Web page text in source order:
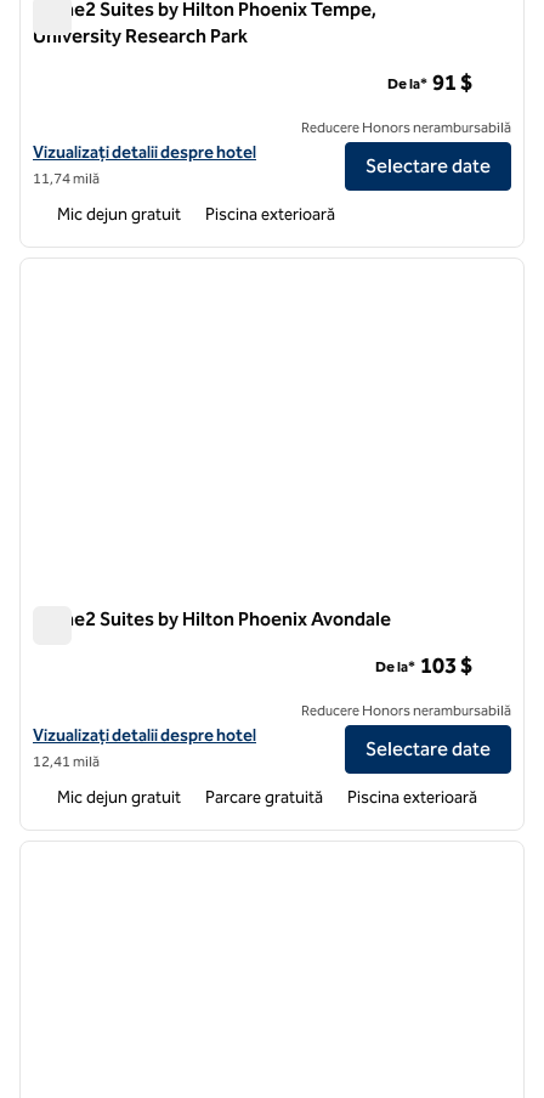
Home2 Suites by Hilton Phoenix Tempe,
University Research Park
Vizualizați detaliile hotelului pentru Home2 Suites by Hilton Phoenix
Vizualizați detalii despre hotel
11,74 milă
De la* 91 $
Reducere Honors nerambursabilă
Selectare date
Mic dejun gratuit Piscina exterioară
1 din 12
Home2 Suites by Hilton Phoenix Avondale
Vizualizați detaliile hotelului pentru Home2 Suites by Hilton Phoenix
Vizualizați detalii despre hotel
12,41 milă
De la* 103 $
Reducere Honors nerambursabilă
Selectare date
Mic dejun gratuit Parcare gratuită Piscina exterioară
1 din 12